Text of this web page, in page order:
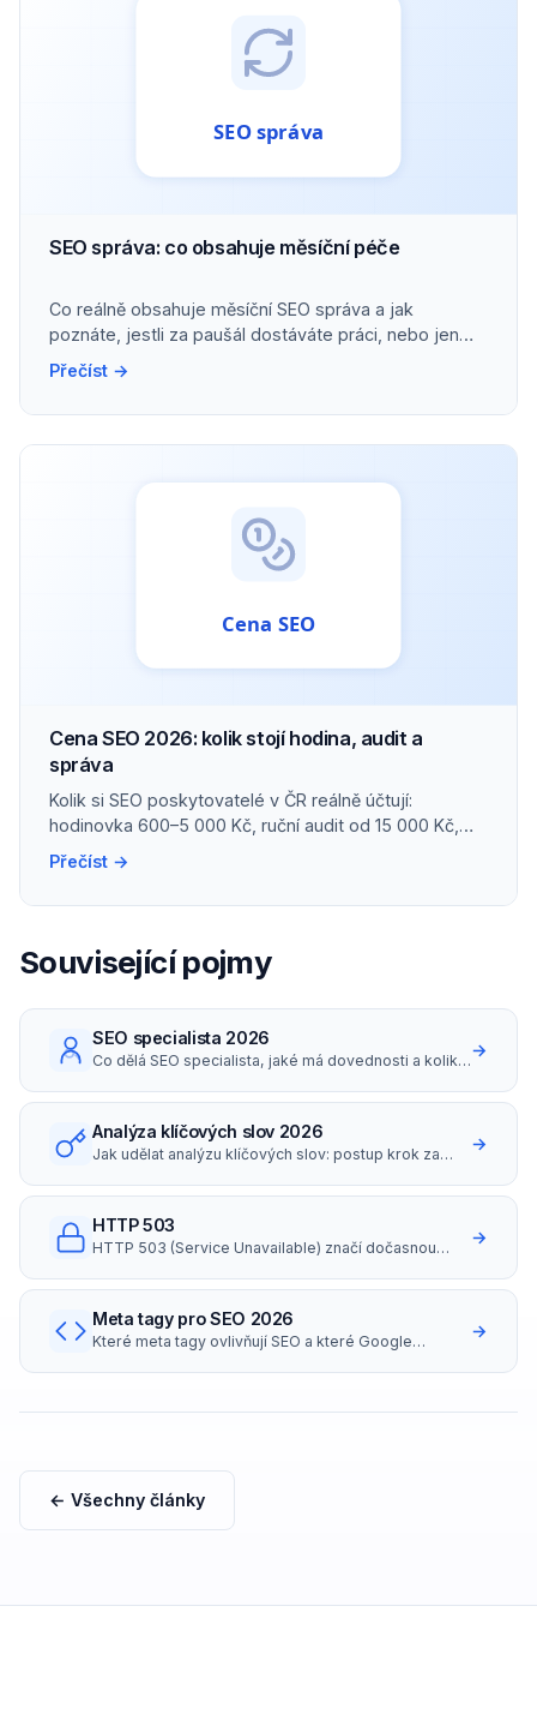
SEO správa: co obsahuje měsíční péče
Co reálně obsahuje měsíční SEO správa a jak
poznáte, jestli za paušál dostáváte práci, nebo jen
přehled.
Přečíst →
Cena SEO 2026: kolik stojí hodina, audit a
správa
Kolik si SEO poskytovatelé v ČR reálně účtují:
hodinovka 600–5 000 Kč, ruční audit od 15 000 Kč,
správa malého webu kolem 10 000 Kč/měs.
Přečíst →
Související pojmy
SEO specialista 2026
Co dělá SEO specialista, jaké má dovednosti a kolik
→
Analýza klíčových slov 2026
Jak udělat analýzu klíčových slov: postup krok za
strategie a search intent.
→
HTTP 503
HTTP 503 (Service Unavailable) značí dočasnou
→
Meta tagy pro SEO 2026
Které meta tagy ovlivňují SEO a které Google
→
← Všechny články